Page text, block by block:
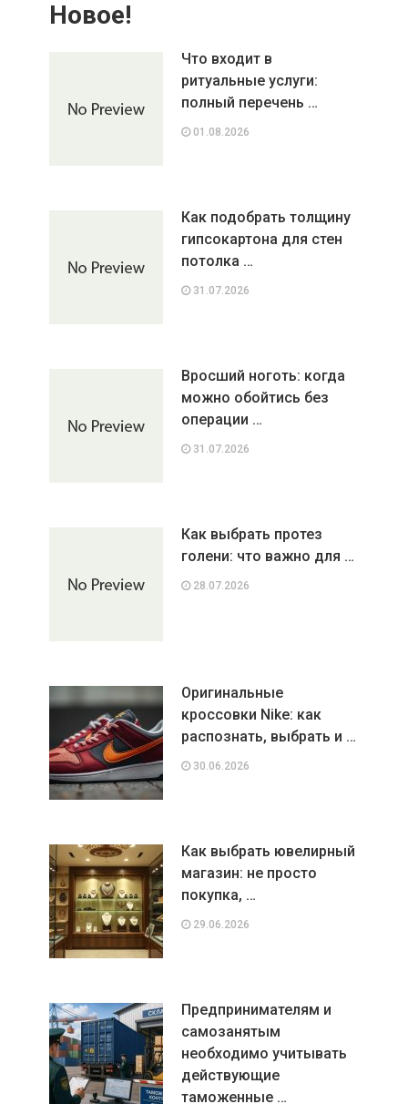
Новое!
Что входит в
ритуальные услуги:
полный перечень …
01.08.2026
Как подобрать толщину
гипсокартона для стен
потолка …
31.07.2026
Вросший ноготь: когда
можно обойтись без
операции …
31.07.2026
Как выбрать протез
голени: что важно для …
28.07.2026
Оригинальные
кроссовки Nike: как
распознать, выбрать и …
30.06.2026
Как выбрать ювелирный
магазин: не просто
покупка, …
29.06.2026
Предпринимателям и
самозанятым
необходимо учитывать
действующие
таможенные …